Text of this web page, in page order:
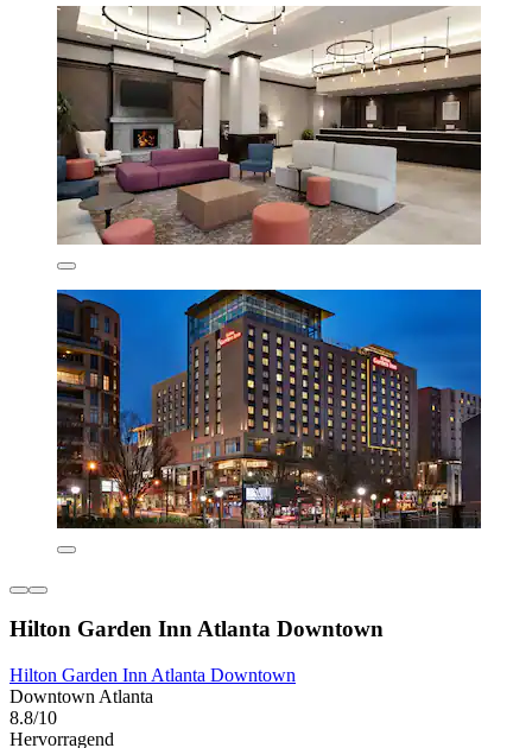
Hilton Garden Inn Atlanta Downtown
Hilton Garden Inn Atlanta Downtown
Downtown Atlanta
8.8/10
Hervorragend